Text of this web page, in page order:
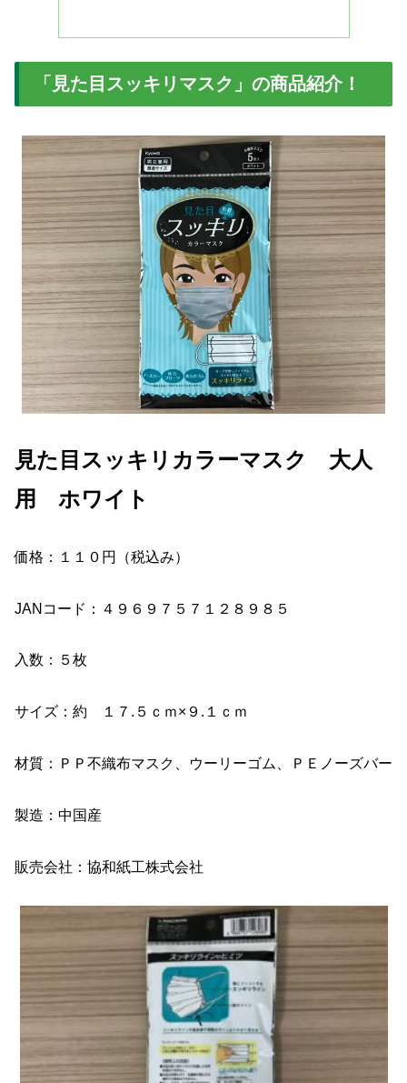
「見た目スッキリマスク」の商品紹介！
見た目スッキリカラーマスク 大人
用 ホワイト
価格：１１０円（税込み）
JANコード：４９６９７５７１２８９８５
入数：５枚
サイズ：約 １７.５ｃｍ×９.１ｃｍ
材質：ＰＰ不織布マスク、ウーリーゴム、ＰＥノーズバー
製造：中国産
販売会社：協和紙工株式会社